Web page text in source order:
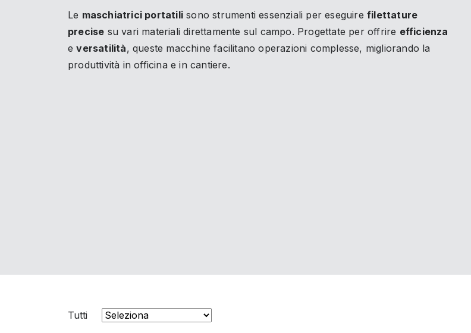
Le maschiatrici portatili sono strumenti essenziali per eseguirefilettature
precise su vari materiali direttamente sul campo. Progettate per offrire efficienza
eversatilità, queste macchine facilitano operazioni complesse, migliorando la
produttività in officina e in cantiere.
Tutti